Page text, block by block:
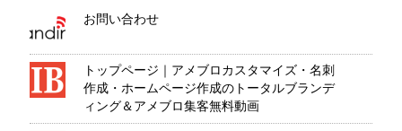
お問い合わせ
トップページ｜アメブロカスタマイズ・名刺
作成・ホームページ作成のトータルブランデ
ィング＆アメブロ集客無料動画